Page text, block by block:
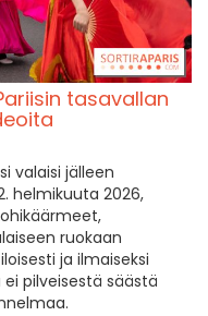
tasavallan
valaisi jälleen
helmikuuta 2026,
ruokaan
ja ilmaiseksi
pilveisestä säästä